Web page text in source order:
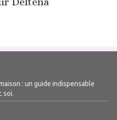
: un guide indispensable
soi.